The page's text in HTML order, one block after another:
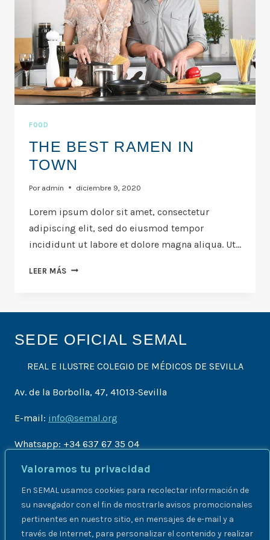
Valoramos tu privacidad
En SEMAL usamos cookies para recolectar información de
su navegador con el fin de mostrarle avisos promocionales
pertinentes en nuestro sitio, en mensajes de e-mail y a
través de Internet, para personalizar el contenido y realizar
FOOD
THE BEST RAMEN IN
TOWN
Por admin diciembre 9, 2020
Lorem ipsum dolor sit amet, consectetur
adipiscing elit, sed do eiusmod tempor
incididunt ut labore et dolore magna aliqua. Ut…
LEER MÁS THE
SEDE OFICIAL SEMAL
REAL E ILUSTRE COLEGIO DE MÉDICOS DE SEVILLA
Av. de la Borbolla, 47, 41013-Sevilla
E-mail: info@semal.org
Whatsapp: +34 637 67 35 04
OFERTAS DE TRABAJO